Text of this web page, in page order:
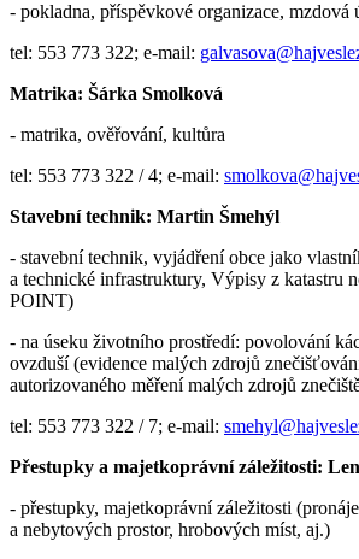
- pokladna, příspěvkové organizace, mzdová
tel: 553 773 322; e-mail:
Matrika: Šárka Smolková
- matrika, ověřování, kultůra
tel: 553 773 322 / 4; e-mail:
Stavební technik: Martin Šmehýl
- stavební technik, vyjádření obce jako
a technické infrastruktury, Výpisy z katastru
POINT)
- na úseku životního prostředí: povolování
ovzduší (evidence malých zdrojů
autorizovaného měření malých zdrojů
tel: 553 773 322 / 7; e-mail:
Přestupky a majetkoprávní záležitosti:
- přestupky, majetkoprávní záležitosti
a nebytových prostor, hrobových míst, aj.)